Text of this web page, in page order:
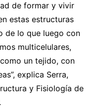
de formar y vivir
estas estructuras
de lo que luego con
multicelulares,
un tejido, con
explica Serra,
y Fisiología de